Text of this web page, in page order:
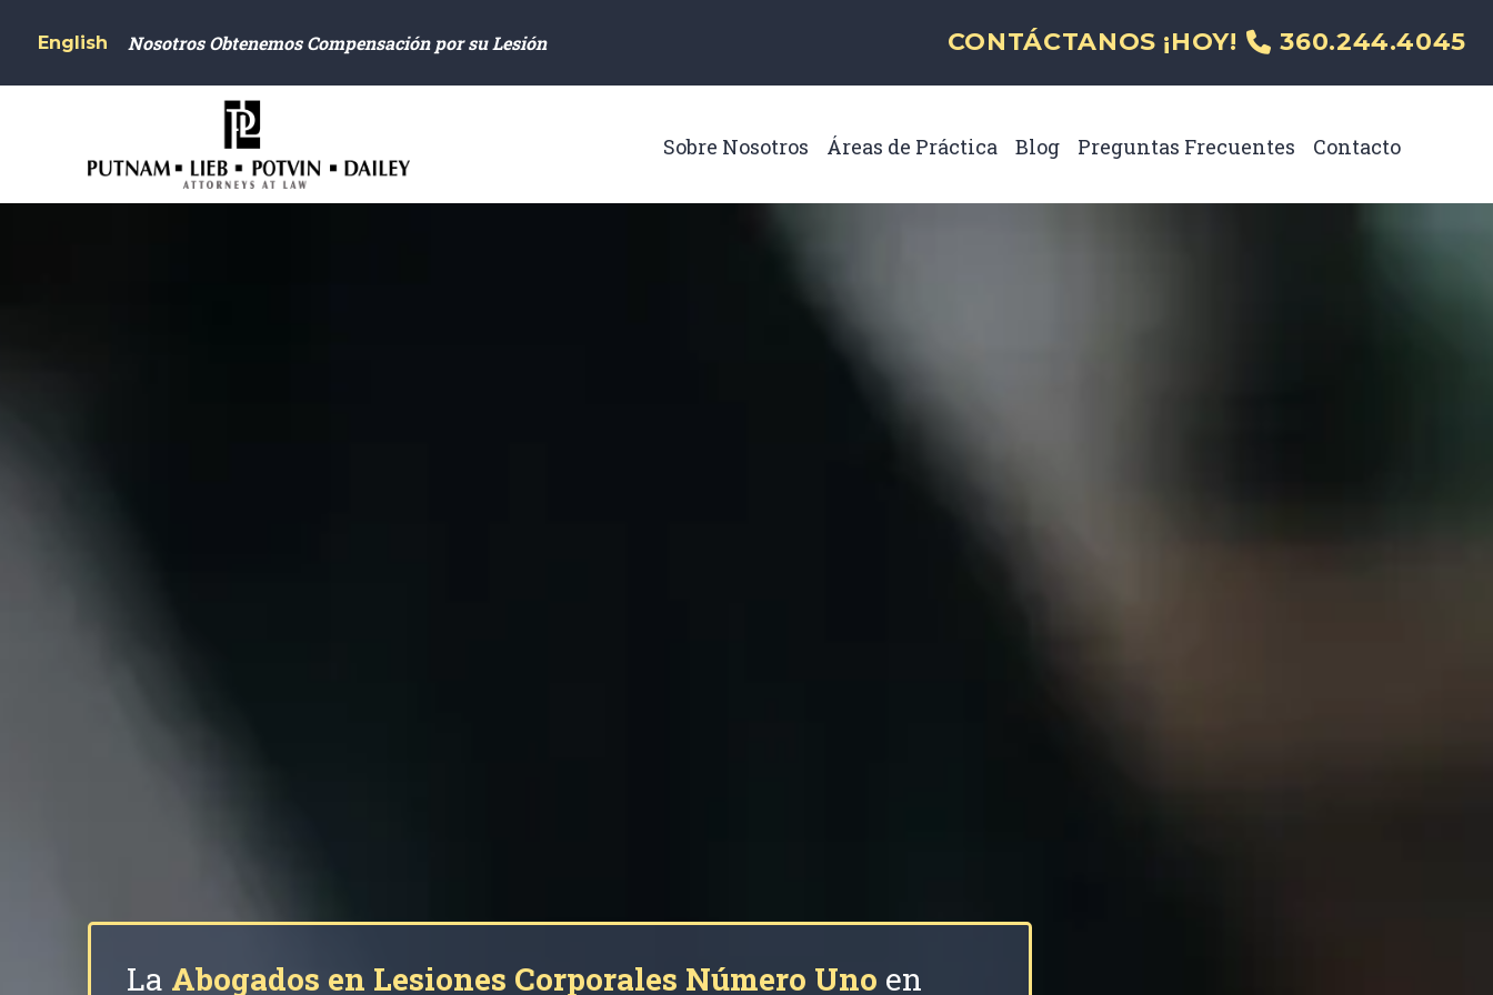
English Nosotros Obtenemos Compensación por su Lesión CONTÁCTANOS ¡HOY! 360.244.4045
Sobre Nosotros Toggle Menu
Áreas de Práctica Toggle Menu
Blog Preguntas Frecuentes Contacto
La Abogados en Lesiones Corporales Número Uno en